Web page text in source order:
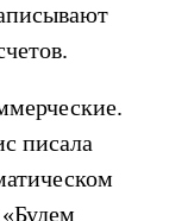
писала